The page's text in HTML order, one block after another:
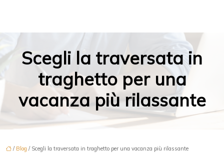
Scegli la traversata in
traghetto per una
vacanza più rilassante
/ Blog / Scegli la traversata in traghetto per una vacanza più rilassante